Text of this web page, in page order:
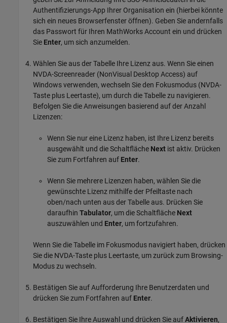
Authentifizierungs-App Ihrer Organisation ein (hierbei könnte
sich ein neues Browserfenster öffnen). Geben Sie andernfalls
das Passwort für Ihren MathWorks Account ein und drücken
Sie Enter, um sich anzumelden.
Wählen Sie aus der Tabelle Ihre Lizenz aus. Wenn Sie einen
NVDA-Screenreader (NonVisual Desktop Access) auf
Windows verwenden, wechseln Sie den Fokusmodus (NVDA-
Taste plus Leertaste), um durch die Tabelle zu navigieren.
Befolgen Sie die Anweisungen basierend auf der Anzahl
Lizenzen:
Wenn Sie nur eine Lizenz haben, ist Ihre Lizenz bereits
ausgewählt und die Schaltfläche Next ist aktiv. Drücken
Sie zum Fortfahren auf Enter.
Wenn Sie mehrere Lizenzen haben, wählen Sie die
gewünschte Lizenz mithilfe der Pfeiltaste nach
oben/nach unten aus der Tabelle aus. Drücken Sie
daraufhin Tabulator, um die Schaltfläche Next
auszuwählen und Enter, um fortzufahren.
Wenn Sie die Tabelle im Fokusmodus navigiert haben, drücken
Sie die NVDA-Taste plus Leertaste, um zurück zum Browsing-
Modus zu wechseln.
Bestätigen Sie auf Aufforderung Ihre Benutzerdaten und
drücken Sie zum Fortfahren auf Enter.
Bestätigen Sie Ihre Auswahl und drücken Sie aufAktivieren,